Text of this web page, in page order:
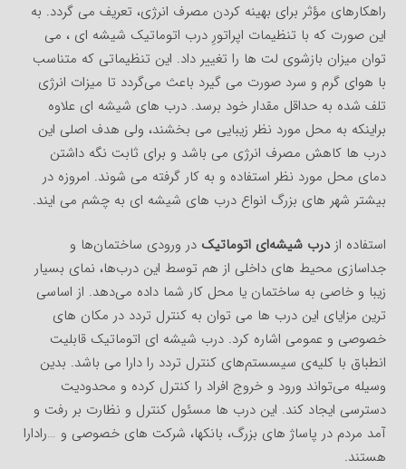
راهکارهای مؤثر برای بهینه کردن مصرف انرژی، تعریف می گردد. به
این صورت که با تنظیمات اپراتورِ درب اتوماتیک شیشه ای ، می
توان میزان بازشوی لت ها را تغییر داد. این تنظیماتی که متناسب
با هوای گرم و سرد صورت می گیرد باعث می‌گردد تا میزات انرژی
تلف شده به حداقل مقدار خود برسد. درب های شیشه ای علاوه
براینکه به محل مورد نظر زیبایی می بخشند، ولی هدف اصلی این
درب ها کاهش مصرف انرژی می باشد و برای ثابت نگه داشتن
دمای محل مورد نظر استفاده و به کار گرفته می شوند. امروزه در
بیشتر شهر های بزرگ انواع درب های شیشه ای به چشم می ایند.
استفاده ازدرب شیشه‌ای اتوماتیک در ورودی ساختمان‌ها و
جداسازی محیط های داخلی از هم توسط این درب‌ها، نمای بسیار
زیبا و خاصی به ساختمان یا محل کار شما داده می‌دهد. از اساسی
ترین مزایای این درب ها می توان به کنترل تردد در مکان های
خصوصی و عمومی اشاره کرد. درب شیشه ای اتوماتیک قابلیت
انطباق با کلیه‌ی سیسستم‌های کنترل تردد را دارا می باشد. بدین
وسیله می‌تواند ورود و خروج افراد را کنترل کرده و محدودیت
دسترسی ایجاد کند. این درب ها مسئول کنترل و نظارت بر رفت و
آمد مردم در پاساژ های بزرگ، بانکها، شرکت های خصوصی و …رادارا
هستند.